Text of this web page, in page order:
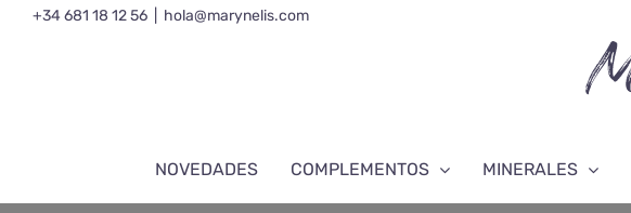
Saltar+34 681 18 12 56 hola@marynelis.com
NOVEDADES COMPLEMENTOS MINERALES